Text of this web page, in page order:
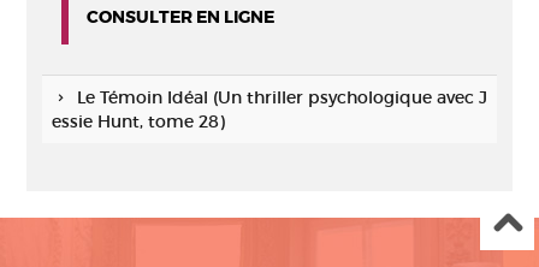
CONSULTER EN LIGNE
Le Témoin Idéal (Un thriller psychologique avec J
essie Hunt, tome 28)